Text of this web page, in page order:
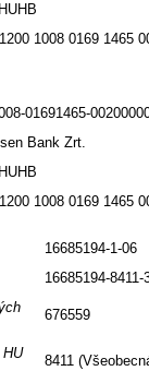
1008 0169 1465
01691465-
Bank Zrt.
1008 0169 1465
16685194-1-06
16685194-8411-
676559
8411